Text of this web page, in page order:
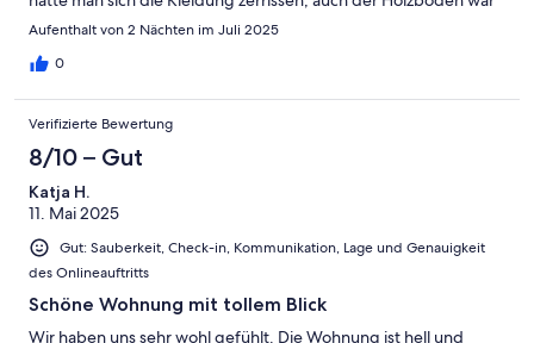
lange schon nicht mehr gepflegt worden. Sehr schade, passte
schönen Ausblick. Es war trotzdem ein schöner Aufenthalt. Ich
Aufenthalt von 2 Nächten im Juli 2025
0
Verifizierte Bewertung
8/10 – Gut
Katja H.
11. Mai 2025
Gut: Sauberkeit, Check-in, Kommunikation, Lage und Genauigkeit
des Onlineauftritts
Schöne Wohnung mit tollem Blick
Wir haben uns sehr wohl gefühlt. Die Wohnung ist hell und